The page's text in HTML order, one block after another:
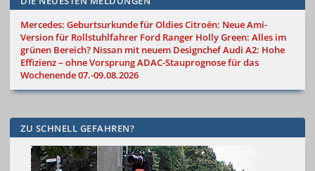
Mercedes: Geburtsurkunde für OldiesCitroën: Neue Ami-
Version für Rollstuhlfahrer Ford Ranger Holly Green: Alles im
grünen Bereich? Nissan mit neuem DesignchefAudi A2: Hohe
Effizienz – ohne VorsprungADAC-Stauprognose für das
Wochenende 07.-09.08.2026
ZU SCHNELL GEFAHREN?